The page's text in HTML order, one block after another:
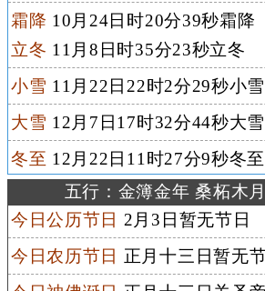
霜降 10月24日时20分39秒霜降
立冬 11月8日时35分23秒立冬
小雪 11月22日22时2分29秒小雪
大雪 12月7日17时32分44秒大雪
冬至 12月22日11时27分9秒冬至
五行：金簿金年 桑柘木
今日公历节日 2月3日暂无节日
今日农历节日 正月十三日暂无